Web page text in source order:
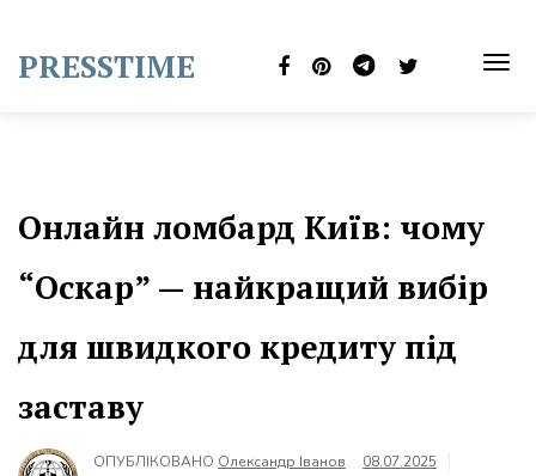
content
PRESSTIME
Онлайн ломбард Київ: чому
“Оскар” — найкращий вибір
для швидкого кредиту під
заставу
ОПУБЛІКОВАНО Олександр Іванов
08.07.2025